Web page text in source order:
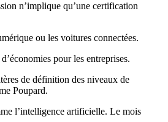
n’implique qu’une certification
ou les voitures connectées.
pour les entreprises.
de définition des niveaux de
Poupard.
l’intelligence artificielle. Le mois